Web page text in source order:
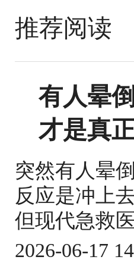
推荐阅读
有人晕
才是真
突然有人晕
反应是冲上
但现代急救
2026-06-17